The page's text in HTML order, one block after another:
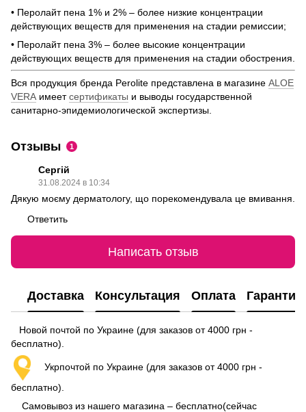
• Перолайт пена 1% и 2% – более низкие концентрации
действующих веществ для применения на стадии ремиссии;
• Перолайт пена 3% – более высокие концентрации
действующих веществ для применения на стадии обострения.
Вся продукция бренда Perolite представлена в магазине ALOE
VERA имеетсертификаты и выводы государственной
санитарно-эпидемиологической экспертизы.
Отзывы 1
Сергій
31.08.2024 в 10:34
Дякую моєму дерматологу, що порекомендувала це вмивання.
Ответить
Написать отзыв
Доставка Консультация Оплата Гарантия
Новой почтой по Украине (для заказов от 4000 грн -
бесплатно).
Укрпочтой по Украине (для заказов от 4000 грн -
бесплатно).
Самовывоз из нашего магазина – бесплатно(сейчас